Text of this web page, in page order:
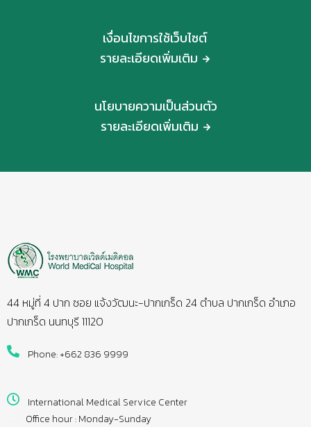
เงื่อนไขการใช้เว็บไซต์
รายละเอียดเพิ่มเติม
นโยบายความเป็นส่วนตัว
รายละเอียดเพิ่มเติม
44 หมู่ที่ 4 ปาก ซอย แจ้งวัฒนะ-ปากเกร็ด 24 ตำบล ปากเกร็ด อำเภอ
ปากเกร็ด นนทบุรี 11120
Phone: +662 836 9999
International Medical Service Center
Office hour : Monday-Sunday